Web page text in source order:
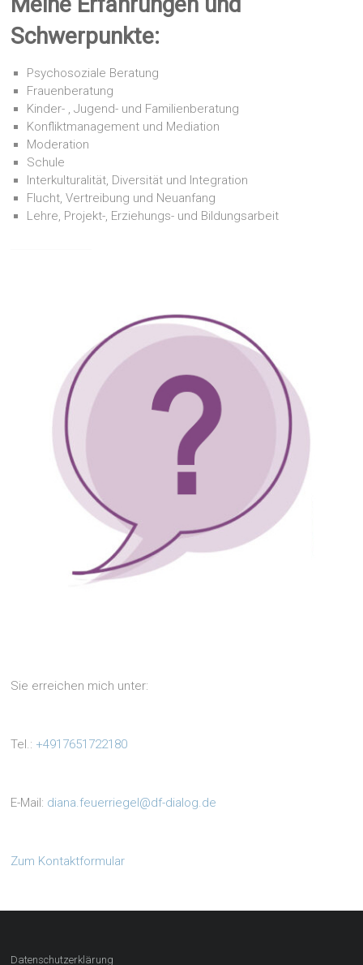
Schwerpunkte:
Psychosoziale Beratung
Frauenberatung
Kinder- , Jugend- und Familienberatung
Konfliktmanagement und Mediation
Moderation
Schule
Interkulturalität, Diversität und Integration
Flucht, Vertreibung und Neuanfang
Lehre, Projekt-, Erziehungs- und Bildungsarbeit
Sie erreichen mich unter:
Tel.: +4917651722180
E-Mail: diana.feuerriegel@df-dialog.de
Zum Kontaktformular
Datenschutzerklärung